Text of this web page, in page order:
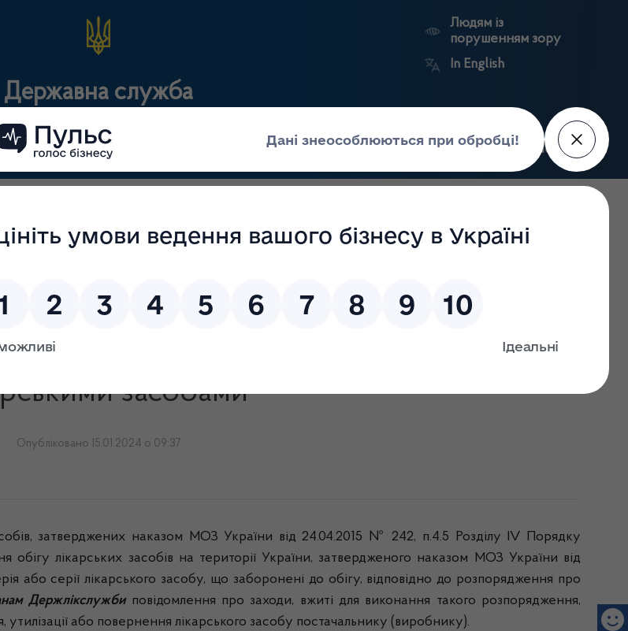
Державна служба
Людям із
порушенням зору
In English
документи Для громадськості Прес-центр Пошук
АФІ)
нагляд
(контроль)
засобів, крові та
сертифікація
нагляд
реєстри
портал
Держлікслужби
що здійснюють торгівлю лікарськими засобами
що здійснюють торгівлю
засобами
Опубліковано 15.01.2024 о 09:37
затверджених наказом МОЗ України від 24.04.2015 № 242, п.4.5 Розділу IV Порядку
лікарських засобів на території України, затвердженого наказом МОЗ України від
або серії лікарського засобу, що заборонені до обігу, відповідно до розпорядження про
Держлікслужбиповідомлення про заходи, вжиті для виконання такого розпорядження,
або повернення лікарського засобу постачальнику (виробнику).